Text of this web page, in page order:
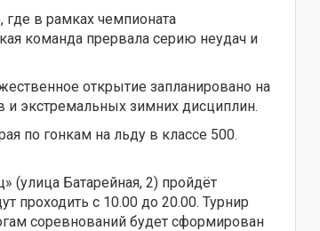
в рамках чемпионата
команда прервала серию неудач и
открытие запланировано на
и экстремальных зимних дисциплин.
по гонкам на льду в классе 500.
Батарейная, 2) пройдёт
проходить с 10.00 до 20.00. Турнир
соревнований будет сформирован